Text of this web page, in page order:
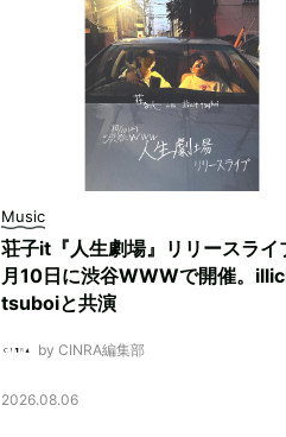
Music
荘子it『人生劇場』リリースライ
月10日に渋谷WWWで開催。
tsuboiと共演
by CINRA編集部
2026.08.06